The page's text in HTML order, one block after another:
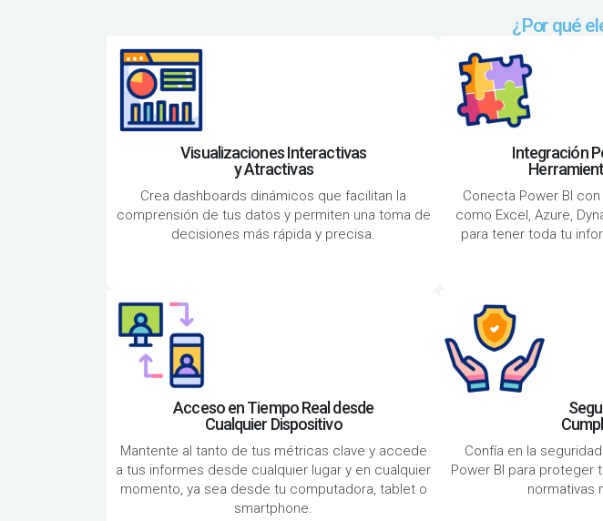
¿Por qué
Visualizaciones Interactivas
y Atractivas
Crea dashboards dinámicos que facilitan la
comprensión de tus datos y permiten una toma de
decisiones más rápida y precisa.
Integración
Conecta Power BI
como Excel, Azure,
para tener toda tu
Acceso en Tiempo Real desde
Cualquier Dispositivo
Mantente al tanto de tus métricas clave y accede
a tus informes desde cualquier lugar y en cualquier
momento, ya sea desde tu computadora, tablet o
smartphone.
Confía en la
Power BI para proteger
normativas